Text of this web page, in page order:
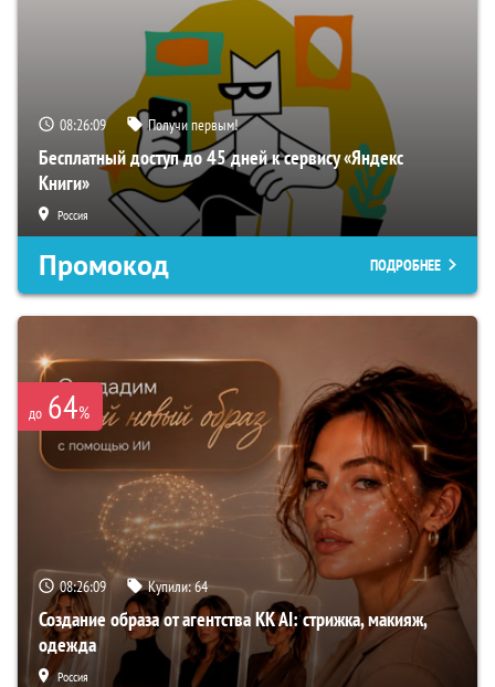
08:26:07 Получи первым!
Бесплатный доступ до 45 дней к сервису «Яндекс
Книги»
Россия
Промокод ПОДРОБНЕЕ
до 64%
08:26:07 Купили:64
Создание образа от агентства KK AI: стрижка, макияж,
одежда
Россия